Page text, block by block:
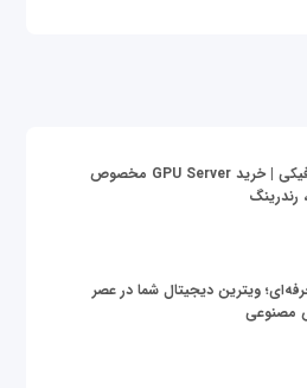
قیمت سرور گرافیکی | خرید GPU Server مخصوص
ویترین دیجیتال شما در عصر
مصنوعی